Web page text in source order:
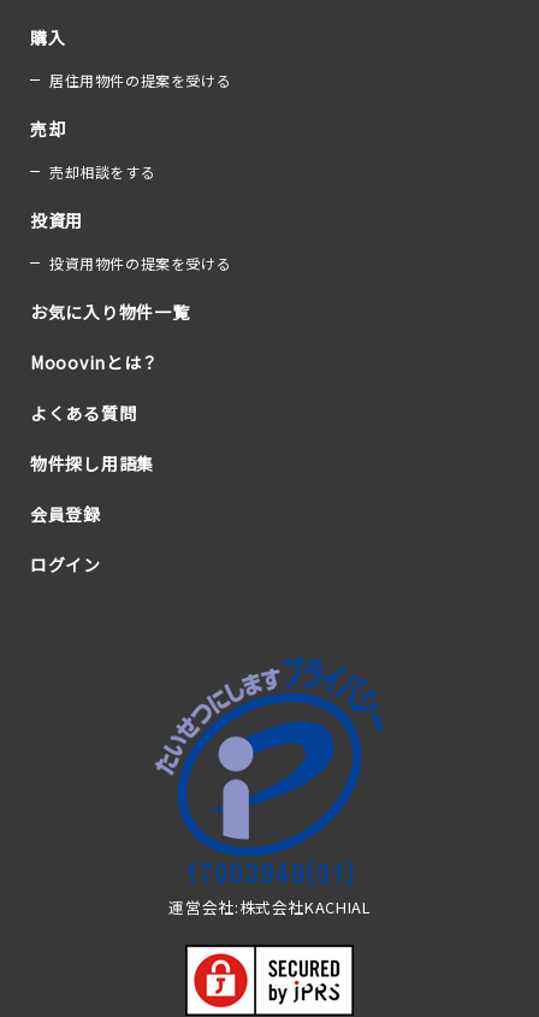
購入
居住用物件の提案を受ける
売却
売却相談をする
投資用
投資用物件の提案を受ける
お気に入り物件一覧
Mooovinとは？
よくある質問
物件探し用語集
会員登録
ログイン
運営会社:株式会社KACHIAL